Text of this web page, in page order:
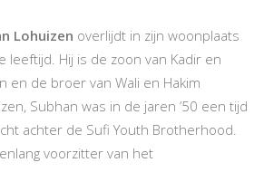
Lohuizen overlijdt in zijn woonplaats
leeftijd. Hij is de zoon van Kadir en
en de broer van Wali en Hakim
Subhan was in de jaren ’50 een tijd
achter de Sufi Youth Brotherhood.
voorzitter van het